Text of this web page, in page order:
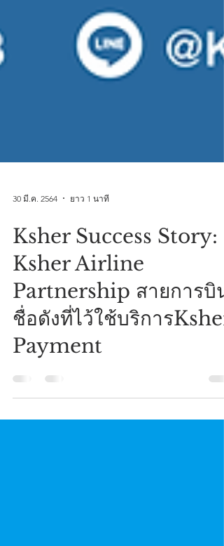
30 มี.ค. 2564 ยาว 1 นาที
Ksher Success Story:
Ksher Airline
Partnership สายการบิน
ชื่อดังที่ไว้ใช้บริการKsher